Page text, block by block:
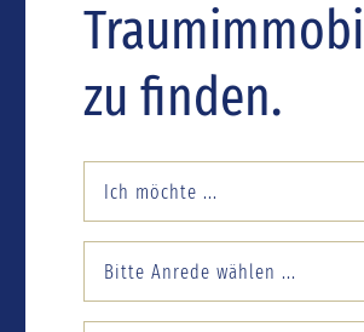
zu finden.
Ich möchte ...
Bitte Anrede wählen ...